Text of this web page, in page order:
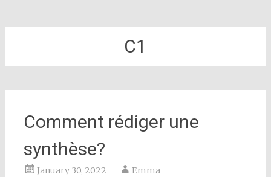
C1
Comment rédiger une
synthèse?
January 30, 2022 Emma